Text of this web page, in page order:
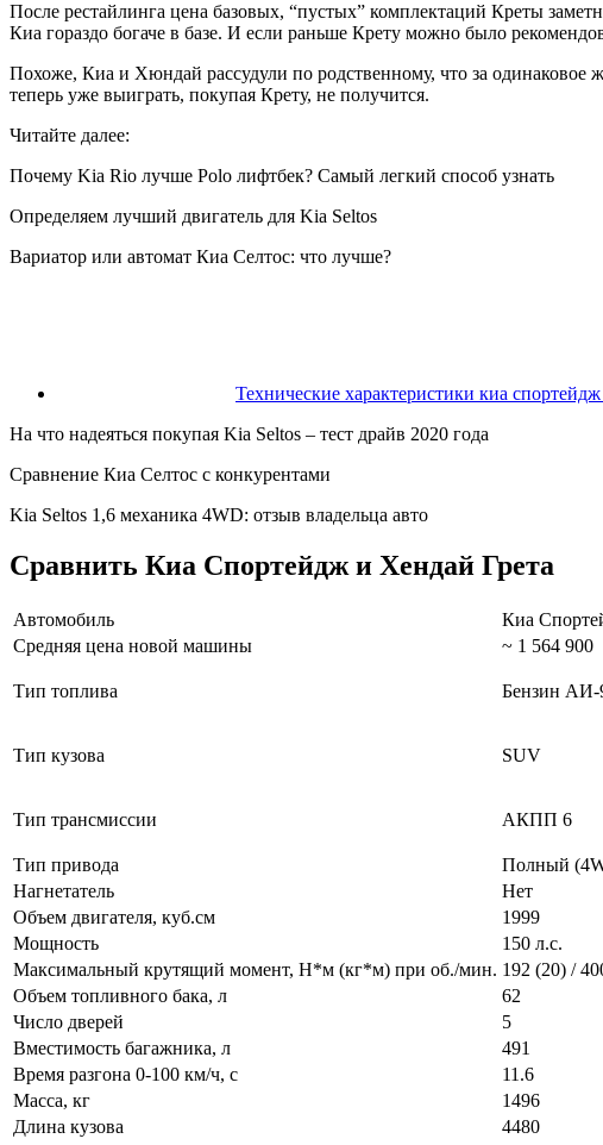
После рестайлинга цена базовых, “пустых” комплектаций Креты
Киа гораздо богаче в базе. И если раньше Крету можно было
Похоже, Киа и Хюндай рассудули по родственному, что за одинаковое
теперь уже выиграть, покупая Крету, не получится.
Читайте далее:
Почему Kia Rio лучше Polo лифтбек? Самый легкий способ узнать
Определяем лучший двигатель для Kia Seltos
Вариатор или автомат Киа Селтос: что лучше?
Технические характеристики киа
На что надеяться покупая Kia Seltos – тест драйв 2020 года
Сравнение Киа Селтос с конкурентами
Kia Seltos 1,6 механика 4WD: отзыв владельца авто
Сравнить Киа Спортейдж и Хендай Грета
Автомобиль Киа
Средняя цена новой машины
~ 1 564 900
Тип топлива Бензин АИ-
Тип кузова SUV
Тип трансмиссии АКПП 6
Тип привода Полный
Нагнетатель
Нет
Объем двигателя, куб.см
1999
Мощность
150 л.с.
Максимальный крутящий момент, Н*м (кг*м) при об./мин. 192 (20) /
Объем топливного бака, л
62
Число дверей
5
Вместимость багажника, л
491
Время разгона 0-100 км/ч, с
11.6
Масса, кг
1496
Длина кузова
4480